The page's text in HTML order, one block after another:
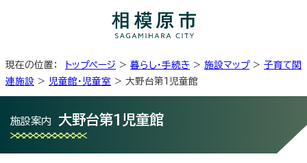
現在の位置： トップページ > 暮らし・手続き > 施設マップ> 子育て関
連施設 > 児童館・児童室 > 大野台第1児童館
施設案内 大野台第1児童館